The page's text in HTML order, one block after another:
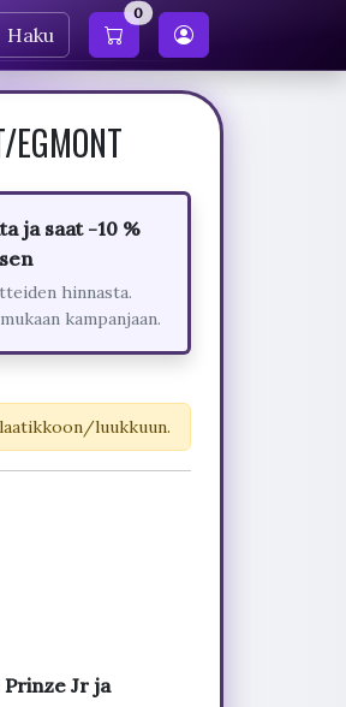
Haku
0
ja saat -10 %
hinnasta.
kampanjaan.
luukkuun.
Prinze Jr ja